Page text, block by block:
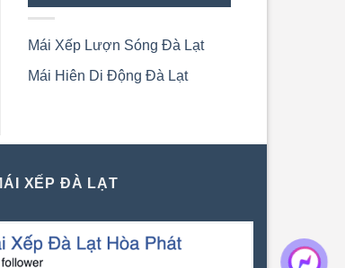
Mái Xếp Lượn Sóng Đà Lạt
Mái Hiên Di Động Đà Lạt
XẾP ĐÀ LẠT